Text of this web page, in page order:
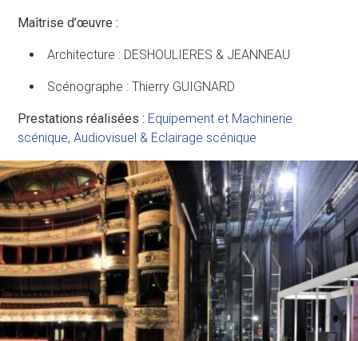
Maîtrise d’œuvre :
Architecture : DESHOULIERES & JEANNEAU
Scénographe : Thierry GUIGNARD
Prestations réalisées : Equipement et Machinerie
scénique,Audiovisuel & Eclairage scénique